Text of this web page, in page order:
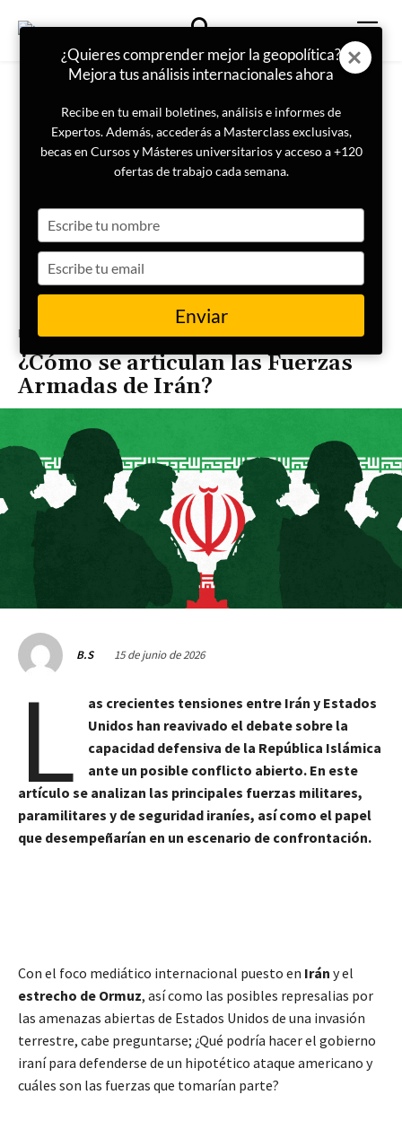
Portada Internacional
¿Cómo se articulan las Fuerzas
Armadas de Irán?
B.S 15 de junio de 2026
L
as crecientes tensiones entre Irán y Estados
Unidos han reavivado el debate sobre la
capacidad defensiva de la República Islámica
ante un posible conflicto abierto. En este
artículo se analizan las principales fuerzas militares,
paramilitares y de seguridad iraníes, así como el papel
que desempeñarían en un escenario de confrontación.
Con el foco mediático internacional puesto en Irán y el
estrecho de Ormuz, así como las posibles represalias por
las amenazas abiertas de Estados Unidos de una invasión
terrestre, cabe preguntarse; ¿Qué podría hacer el gobierno
iraní para defenderse de un hipotético ataque americano y
cuáles son las fuerzas que tomarían parte?
¿Quieres comprender mejor la geopolítica?
Mejora tus análisis internacionales ahora
Recibe en tu email boletines, análisis e informes de
Expertos. Además, accederás a Masterclass exclusivas,
becas en Cursos y Másteres universitarios y acceso a +120
ofertas de trabajo cada semana.
your
name
your
email
Enviar